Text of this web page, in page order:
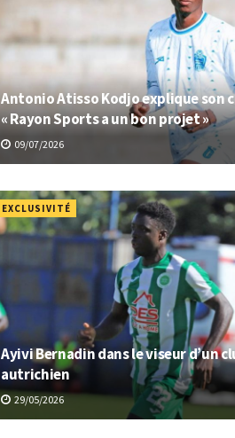
Antonio Atisso Kodjo explique son
« Rayon Sports a un bon projet »
09/07/2026
EXCLUSIVITÉ
Ayivi Bernadin dans le viseur d’un
autrichien
29/05/2026